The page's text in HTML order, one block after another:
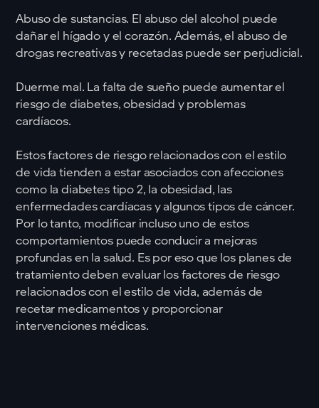
Abuso de sustancias. El abuso del alcohol puede
dañar el hígado y el corazón. Además, el abuso de
drogas recreativas y recetadas puede ser perjudicial.
Duerme mal. La falta de sueño puede aumentar el
riesgo de diabetes, obesidad y problemas
cardíacos.
Estos factores de riesgo relacionados con el estilo
de vida tienden a estar asociados con afecciones
como la diabetes tipo 2, la obesidad, las
enfermedades cardíacas y algunos tipos de cáncer.
Por lo tanto, modificar incluso uno de estos
comportamientos puede conducir a mejoras
profundas en la salud. Es por eso que los planes de
tratamiento deben evaluar los factores de riesgo
relacionados con el estilo de vida, además de
recetar medicamentos y proporcionar
intervenciones médicas.